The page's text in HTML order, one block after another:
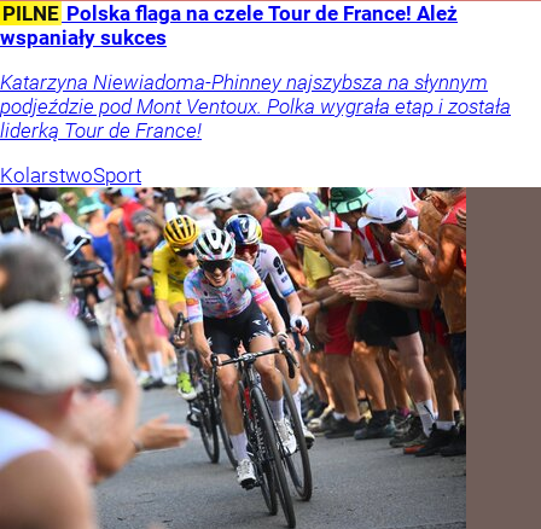
PILNE Polska flaga na czele Tour de France! Ależ
wspaniały sukces
Katarzyna Niewiadoma-Phinney najszybsza na słynnym
podjeździe pod Mont Ventoux. Polka wygrała etap i została
liderką Tour de France!
KolarstwoSport